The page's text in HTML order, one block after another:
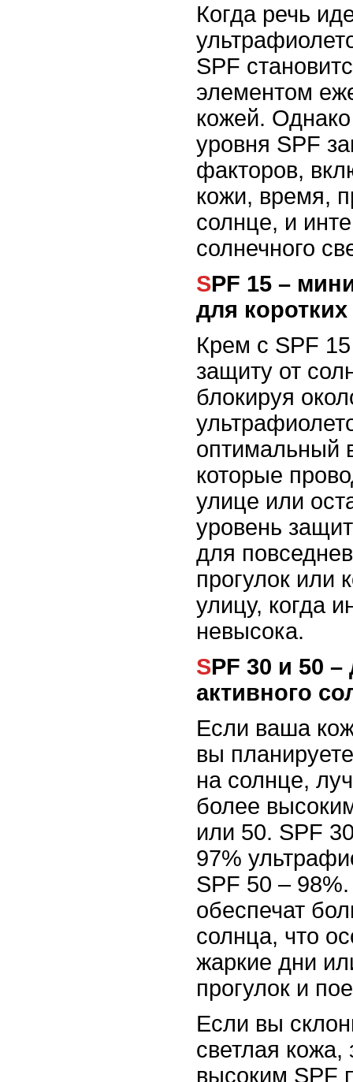
Когда речь
SPF
элементом
кожей.
уровня SPF
факторов,
кожи, время,
солнце, и
солнечного
SPF 15 – минимальная защита
для
Крем с SPF
защиту от
блокируя
оптимальный
которые
улице или
уровень
для
прогулок или
улицу, когда
невысока.
SPF 30 и 50 – для более
активного
Если ваша
вы
на солнце,
более
или 50. SPF
97%
SPF 50 –
обеспечат
солнца, что
жаркие дни
прогулок и
Если вы
светлая
высоким SPF